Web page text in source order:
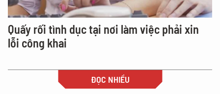
Quấy rối tình dục tại nơi làm việc phải xin
lỗi công khai
ĐỌC NHIỀU